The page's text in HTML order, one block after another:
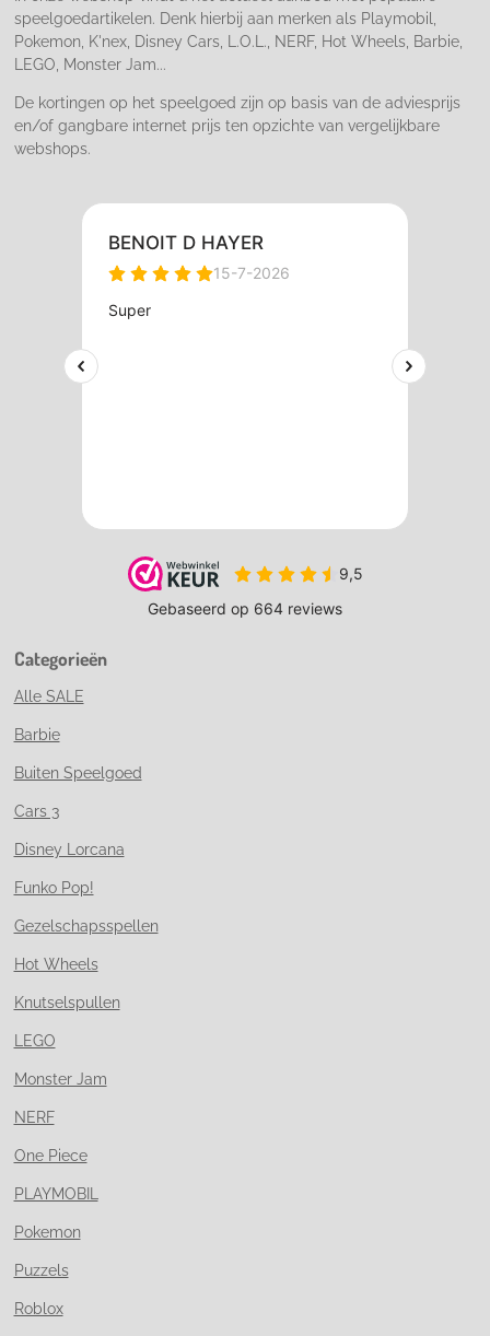
speelgoedartikelen. Denk hierbij aan merken als Playmobil,
Pokemon, K'nex, Disney Cars, L.O.L., NERF, Hot Wheels, Barbie,
LEGO, Monster Jam...
De kortingen op het speelgoed zijn op basis van de adviesprijs
en/of gangbare internet prijs ten opzichte van vergelijkbare
webshops.
Categorieën
Alle SALE
Barbie
Buiten Speelgoed
Cars 3
Disney Lorcana
Funko Pop!
Gezelschapsspellen
Hot Wheels
Knutselspullen
LEGO
Monster Jam
NERF
One Piece
PLAYMOBIL
Pokemon
Puzzels
Roblox